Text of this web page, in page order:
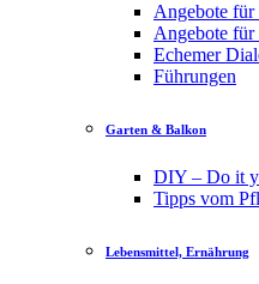
Angebote für
Angebote für
Echemer
Führungen
Garten & Balkon
DIY – Do it
Tipps vom
Lebensmittel, Ernährung